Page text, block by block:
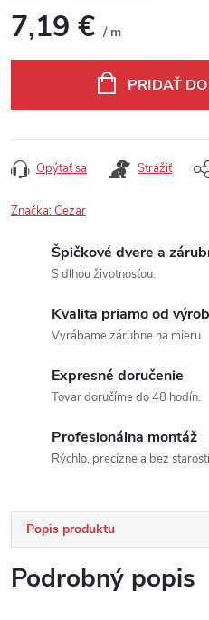
7,19 € / m
PRIDAŤ
Opýtať sa Strážiť
Značka:Cezar
Špičkové dvere a
S dlhou životnosťou.
Kvalita priamo od
Vyrábame zárubne na mieru.
Expresné doručenie
Tovar doručíme do 48 hodín.
Profesionálna montáž
Rýchlo, precízne a bez
Popis produktu
Podrobný popis